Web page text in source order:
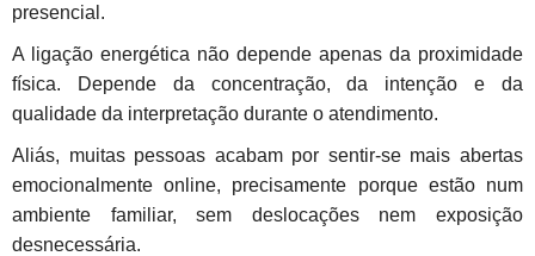
presencial.
A ligação energética não depende apenas da proximidade
física. Depende da concentração, da intenção e da
qualidade da interpretação durante o atendimento.
Aliás, muitas pessoas acabam por sentir-se mais abertas
emocionalmente online, precisamente porque estão num
ambiente familiar, sem deslocações nem exposição
desnecessária.